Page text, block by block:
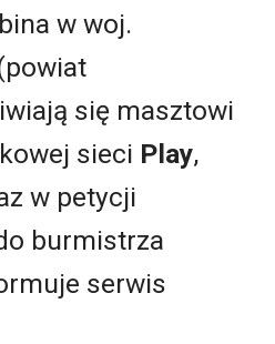
w woj.
się masztowi
sieci Play,
w petycji
burmistrza
serwis